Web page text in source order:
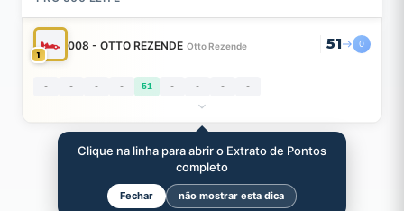
🏎
1
008 - OTTO REZENDE Otto Rezende 51east 0
- - - - 51 - - - -
Clique na linha para abrir o Extrato de Pontos
completo
Fechar não mostrar esta dica